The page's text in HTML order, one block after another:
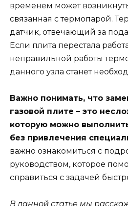
временем может
связанная с термопарой.
датчик, отвечающий за
Если плита перестала
неправильной работы
данного узла станет
Важно понимать, что
газовой плите – это
которую можно
без привлечения
важно ознакомиться с
руководством, которое
справиться с задачей
В данной статье мы